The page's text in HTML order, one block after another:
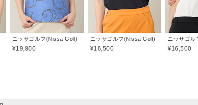
ニッサゴルフ(Nissa Golf)
¥19,800
ニッサゴルフ(Nissa Golf)
¥16,500
ニッサゴ
¥16,500